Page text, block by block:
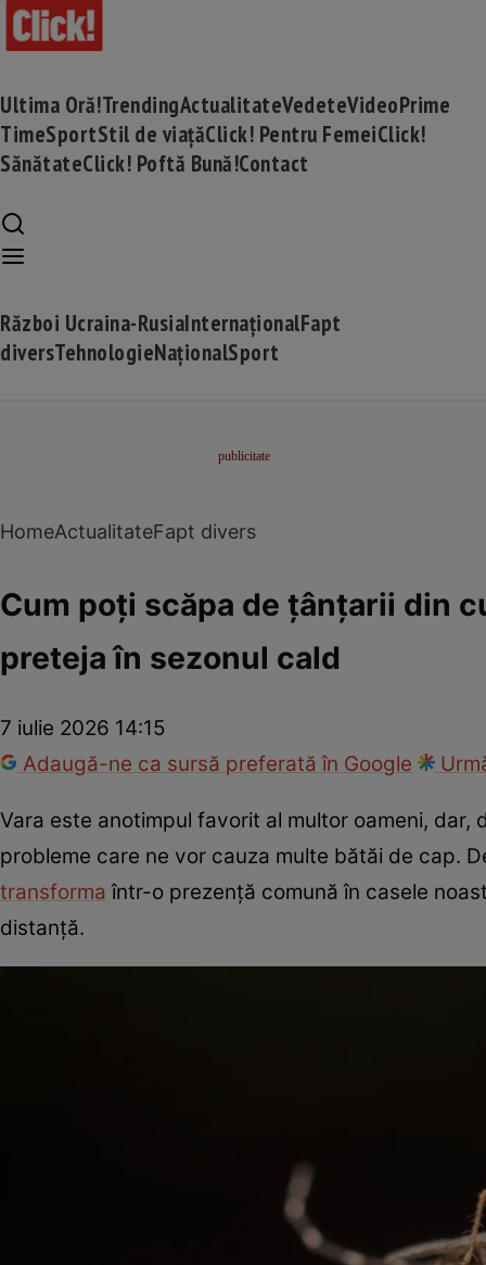
Ultima Oră!TrendingActualitateVedeteVideoPrime
TimeSportStil de viațăClick! Pentru FemeiClick!
SănătateClick! Poftă Bună!Contact
Război Ucraina-RusiaInternaționalFapt
diversTehnologieNaționalSport
HomeActualitateFapt divers
Cum poți scăpa de țânțarii din
preteja în sezonul cald
7 iulie 2026 14:15
Adaugă-ne ca sursă preferată în Google
Vara este anotimpul favorit al multor oameni,
probleme care ne vor cauza multe bătăi de cap.
transforma într-o prezență comună în casele
distanță.